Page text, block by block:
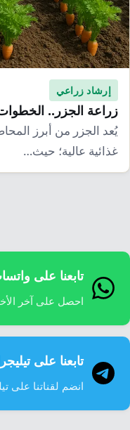
قضايا
معيشة
قصة
انفوجرافيك
قصص رقمية
تقارير صور
فيديو
إرشاد زراعي
زراعة الجزر..
يُعد الجزر من أبرز
غذائية عالية؛ حيث…
تابعنا على
احصل على آخر
تابعنا على
انضم لقناتنا على